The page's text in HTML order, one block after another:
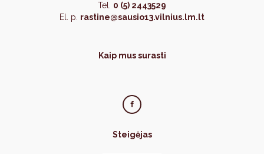
Tel. 0 (5) 2443529
El. p. rastine@sausio13.vilnius.lm.lt
Kaip mus surasti
Steigėjas